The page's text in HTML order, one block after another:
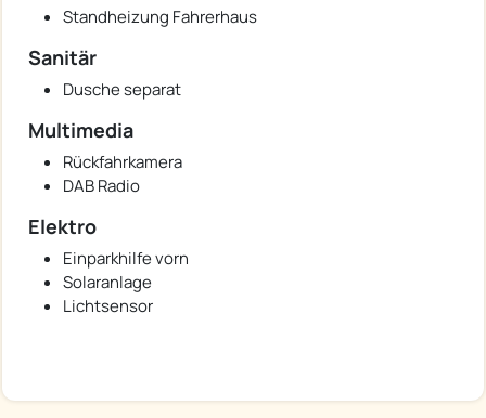
Standheizung Fahrerhaus
Sanitär
Dusche separat
Multimedia
Rückfahrkamera
DAB Radio
Elektro
Einparkhilfe vorn
Solaranlage
Lichtsensor